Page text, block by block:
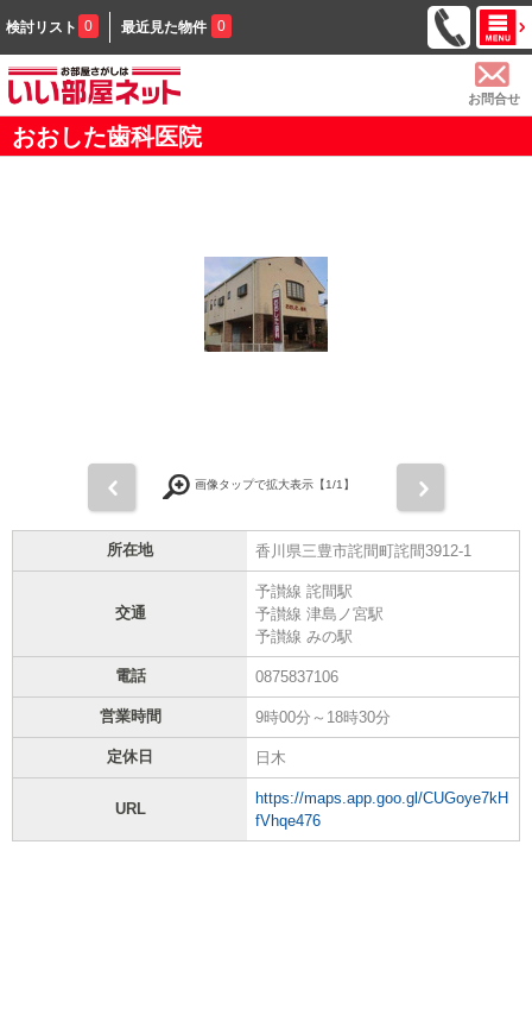
検討リスト 0 最近見た物件 0
お問合せ
おおした歯科医院
画像タップで拡大表示【1/1】
所在地 香川県三豊市詫間町詫間3912-1
交通
予讃線 詫間駅
予讃線 津島ノ宮駅
予讃線 みの駅
電話 0875837106
営業時間 9時00分～18時30分
定休日 日木
URL
https://maps.app.goo.gl/CUGoye7kH
fVhqe476